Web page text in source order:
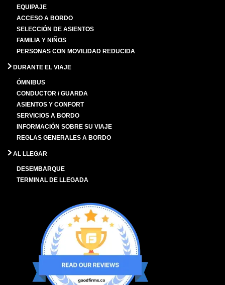
EQUIPAJE
ACCESO A BORDO
SELECCIÓN DE ASIENTOS
FAMILIA Y NIÑOS
PERSONAS CON MOVILIDAD REDUCIDA
DURANTE EL VIAJE
ÓMNIBUS
CONDUCTOR / GUARDA
ASIENTOS Y CONFORT
SERVICIOS A BORDO
INFORMACIÓN SOBRE SU VIAJE
REGLAS GENERALES A BORDO
AL LLEGAR
DESEMBARQUE
TERMINAL DE LLEGADA